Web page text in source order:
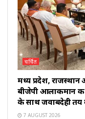
चर्चित
मध्य प्रदेश, राजस्थान
बीजेपी आलाकमान की
के साथ जवाबदेही तय
7 AUGUST 2026